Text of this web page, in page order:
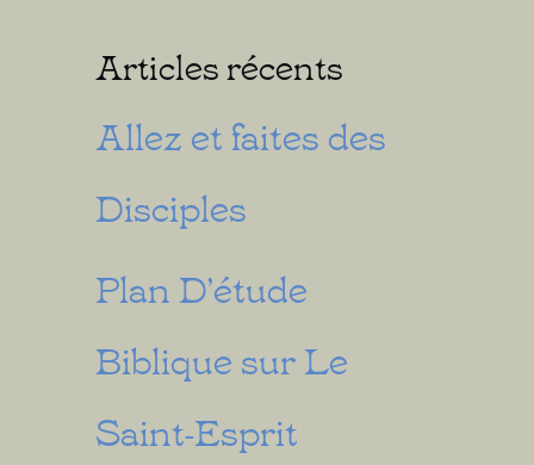
Articles récents
Allez et faites des
Disciples
Plan D’étude
Biblique sur Le
Saint-Esprit